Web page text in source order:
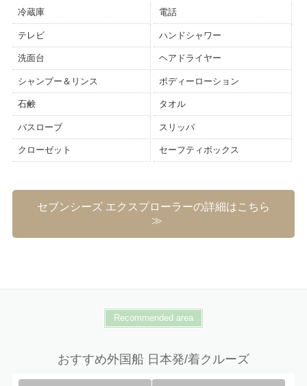
冷蔵庫 電話
テレビ ハンドシャワー
洗面台 ヘアドライヤー
シャンプー＆リンス ボディーローション
石鹸 タオル
バスローブ スリッパ
クローゼット セーフティボックス
セブンシーズ エクスプローラーの詳細はこちら
Recommended area
おすすめ外国船 日本発/着クルーズ